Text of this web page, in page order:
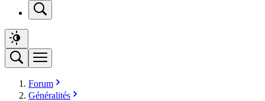
Forum
Généralités